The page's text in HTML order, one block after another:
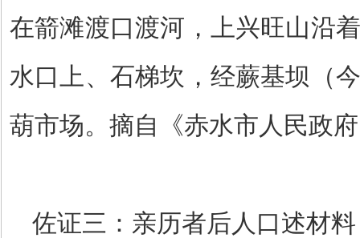
在箭滩渡口渡河，上兴旺山沿
水口上、石梯坎，经蕨基坝（
葫市场。摘自《赤水市人民政
佐证三：亲历者后人口述材料